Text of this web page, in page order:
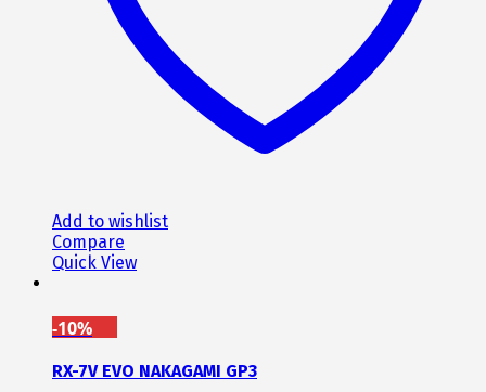
Add to wishlist
Compare
Quick View
-10%
RX-7V EVO NAKAGAMI GP3